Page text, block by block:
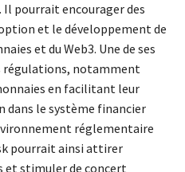
pourrait encourager des
et le développement de
et du Web3. Une de ses
régulations, notamment
en facilitant leur
le système financier
réglementaire
pourrait ainsi attirer
et stimuler de concert